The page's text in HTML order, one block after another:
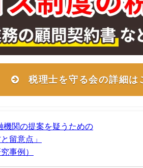
税理士を守る会の詳細は
機関の提案を疑うための
留意点」
事例）